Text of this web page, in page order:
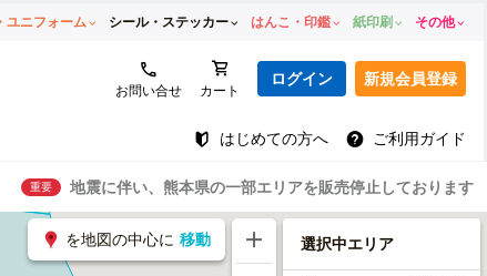
ユニフォーム シール・ステッカー はんこ・印鑑 紙印刷 その他
お問い合せ カート
ログイン 新規会員登録
はじめての方へ ご利用ガイド
重要 地震に伴い、熊本県の一部エリアを販売停止しております
を地図の中心に 移動 選択中エリア